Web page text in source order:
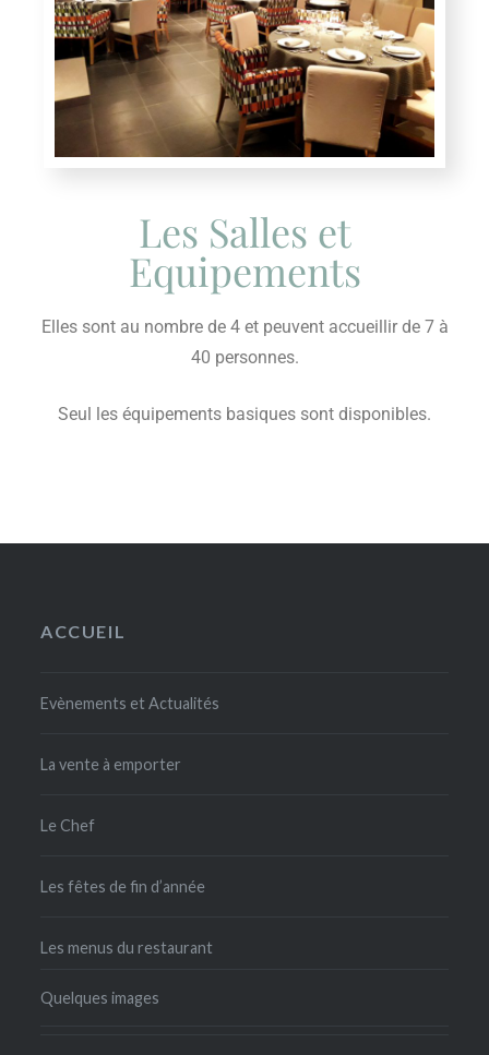
Les Salles et
Equipements
Elles sont au nombre de 4 et peuvent accueillir de 7 à
40 personnes.
Seul les équipements basiques sont disponibles.
ACCUEIL
Evènements et Actualités
La vente à emporter
Le Chef
Les fêtes de fin d’année
Les menus du restaurant
Quelques images